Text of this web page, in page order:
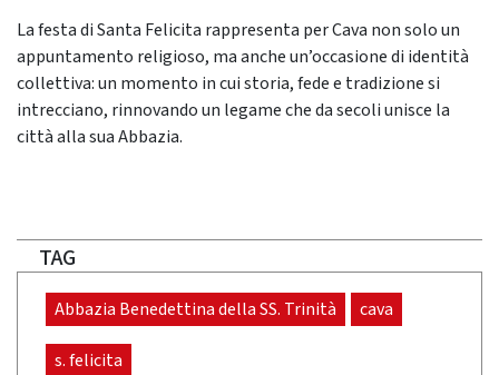
La festa di Santa Felicita rappresenta per Cava non solo un
appuntamento religioso, ma anche un’occasione di identità
collettiva: un momento in cui storia, fede e tradizione si
intrecciano, rinnovando un legame che da secoli unisce la
città alla sua Abbazia.
TAG
Abbazia Benedettina della SS. Trinità cava
s. felicita